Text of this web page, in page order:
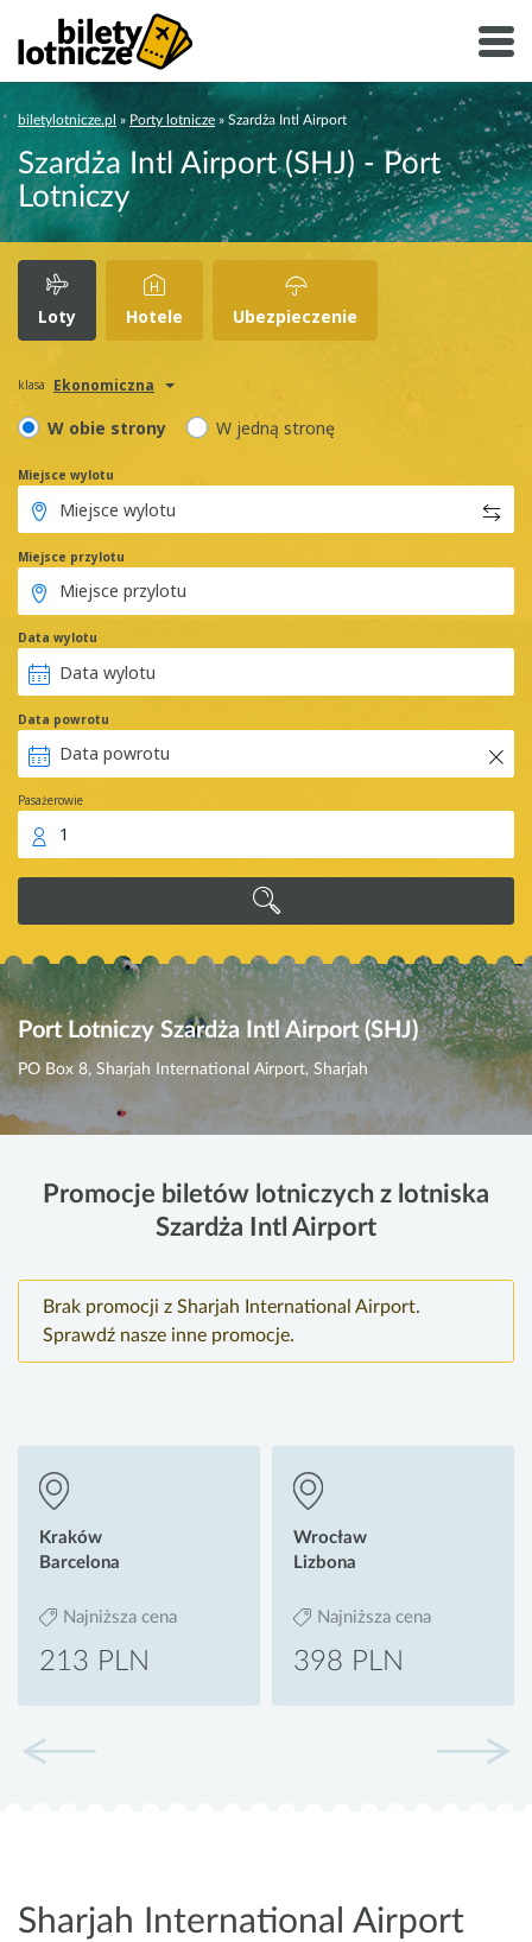
biletylotnicze.pl » Porty lotnicze » Szardża Intl Airport
Szardża Intl Airport (SHJ) - Port
Lotniczy
Loty Hotele Ubezpieczenie
klasa Ekonomiczna
W obie strony W jedną stronę
Miejsce wylotu
Miejsce przylotu
Data wylotu
Data powrotu
Pasażerowie
1
Port Lotniczy Szardża Intl Airport (SHJ)
PO Box 8, Sharjah International Airport, Sharjah
Promocje biletów lotniczych z lotniska
Szardża Intl Airport
Brak promocji z Sharjah International Airport.
Sprawdź nasze inne promocje.
Kraków
Barcelona
Najniższa cena
213 PLN
Wrocław
Lizbona
Najniższa cena
398 PLN
Sharjah International Airport